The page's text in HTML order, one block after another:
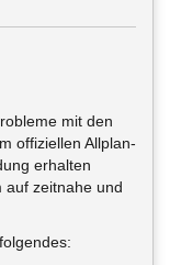
mit den
offiziellen Allplan-
erhalten
auf zeitnahe und